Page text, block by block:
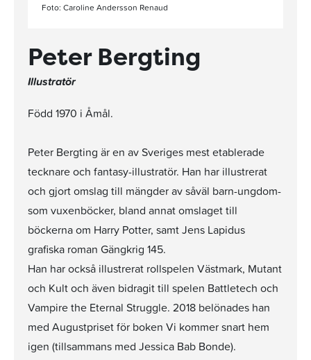
Foto: Caroline Andersson Renaud
Peter Bergting
Illustratör
Född 1970 i Åmål.
Peter Bergting är en av Sveriges mest etablerade
tecknare och fantasy-illustratör. Han har illustrerat
och gjort omslag till mängder av såväl barn-ungdom-
som vuxenböcker, bland annat omslaget till
böckerna om Harry Potter, samt Jens Lapidus
grafiska roman Gängkrig 145.
Han har också illustrerat rollspelen Västmark, Mutant
och Kult och även bidragit till spelen Battletech och
Vampire the Eternal Struggle. 2018 belönades han
med Augustpriset för boken Vi kommer snart hem
igen (tillsammans med Jessica Bab Bonde).